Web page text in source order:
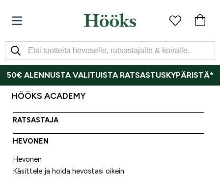
50€ ALENNUSTA VALITUISTA RATSASTUSKYPÄRISTÄ*
HÖÖKS ACADEMY
RATSASTAJA
HEVONEN
Hevonen
Käsittele ja hoida hevostasi oikein